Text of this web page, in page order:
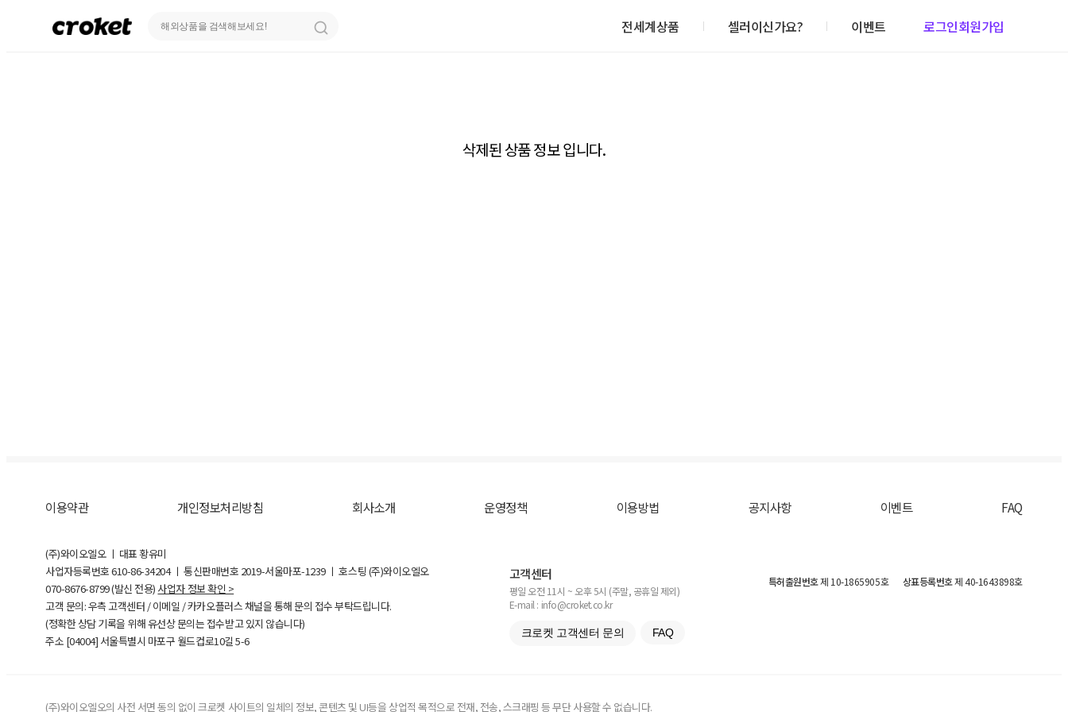
전세계상품 셀러이신가요? 이벤트 로그인회원가입
삭제된 상품 정보 입니다.
이용약관 개인정보처리방침 회사소개 운영정책 이용방법 공지사항 이벤트 FAQ
(주)와이오엘오 ㅣ 대표 황유미
사업자등록번호610-86-34204ㅣ 통신판매번호 2019-서울마포-1239 ㅣ 호스팅 (주)와이오엘오
070-8676-8799 (발신 전용) 사업자 정보 확인 >
고객 문의: 우측 고객센터 / 이메일 / 카카오플러스 채널을 통해 문의 접수 부탁드립니다.
(정확한 상담 기록을 위해 유선상 문의는 접수받고 있지 않습니다)
주소 [04004] 서울특별시 마포구 월드컵로10길5-6
고객센터
평일 오전 11시 ~ 오후 5시 (주말, 공휴일 제외)
E-mail : info@croket.co.kr
크로켓 고객센터 문의 FAQ
특허출원번호제 10-1865905호 상표등록번호제 40-1643898호
(주)와이오엘오의 사전 서면 동의 없이 크로켓 사이트의 일체의 정보, 콘텐츠 및 UI등을 상업적 목적으로 전재, 전송, 스크래핑 등 무단 사용할 수 없습니다.